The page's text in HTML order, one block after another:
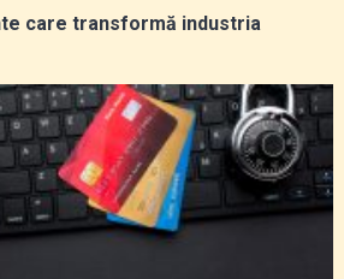
care transformă industria